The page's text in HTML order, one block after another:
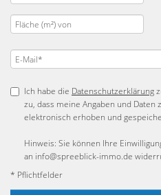
Ich habe die Datenschutzerklärung
zu, dass meine Angaben und
elektronisch erhoben und
Hinweis: Sie können Ihre
an info@spreeblick-immo.de
* Pflichtfelder